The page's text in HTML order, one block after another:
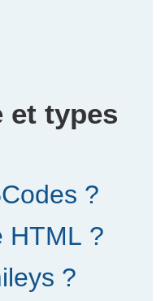
et types
?
HTML ?
?